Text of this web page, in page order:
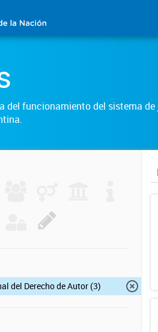
del funcionamiento del sistema
del Derecho de Autor (3)